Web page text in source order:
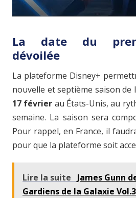
La date du
dévoilée
La plateforme Disney+
nouvelle et septième saison de
17 février au États-Unis, au
semaine. La saison sera
Pour rappel, en France, il
pour que la plateforme soit
Lire la suite
James Gunn
Gardiens de la Galaxie Vol.3